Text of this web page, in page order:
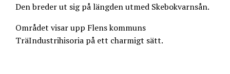
Den breder ut sig på längden utmed Skebokvarnsån.
Området visar upp Flens kommuns
TräIndustrihisoria på ett charmigt sätt.